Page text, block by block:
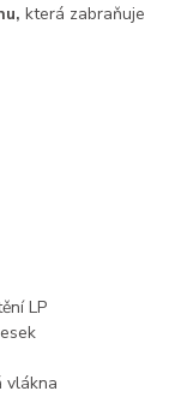
která zabraňuje
LP
vlákna